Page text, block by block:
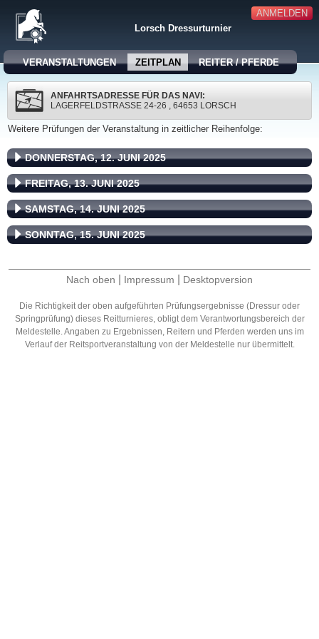
ANMELDEN
Lorsch Dressurturnier
VERANSTALTUNGEN ZEITPLAN REITER / PFERDE
ANFAHRTSADRESSE FÜR DAS NAVI:
LAGERFELDSTRASSE 24-26 , 64653 LORSCH
Weitere Prüfungen der Veranstaltung in zeitlicher Reihenfolge:
DONNERSTAG, 12. JUNI 2025
FREITAG, 13. JUNI 2025
SAMSTAG, 14. JUNI 2025
SONNTAG, 15. JUNI 2025
Nach oben Impressum Desktopversion
Die Richtigkeit der oben aufgeführten Prüfungsergebnisse (Dressur oder
Springprüfung) dieses Reitturnieres, obligt dem Verantwortungsbereich der
Meldestelle. Angaben zu Ergebnissen, Reitern und Pferden werden uns im
Verlauf der Reitsportveranstaltung von der Meldestelle nur übermittelt.